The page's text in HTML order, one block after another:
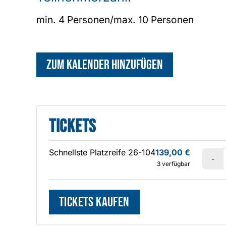
min. 4 Personen/max. 10 Personen
Zum Kalender hinzufügen
Tickets
Schnellste Platzreife 26-104139,00 €
3 verfügbar
Tickets kaufen